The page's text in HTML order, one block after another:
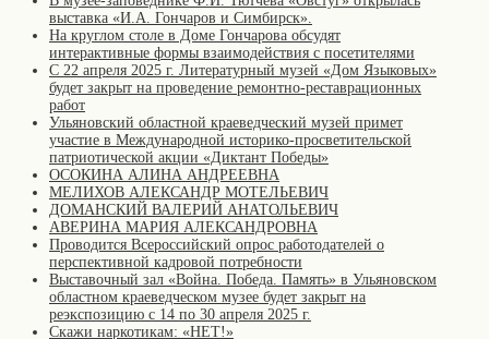
выставка «И.А. Гончаров и Симбирск».
На круглом столе в Доме Гончарова обсудят
интерактивные формы взаимодействия с посетителями
С 22 апреля 2025 г. Литературный музей «Дом Языковых»
будет закрыт на проведение ремонтно-реставрационных
работ
Ульяновский областной краеведческий музей примет
участие в Международной историко-просветительской
патриотической акции «Диктант Победы»
ОСОКИНА АЛИНА АНДРЕЕВНА
МЕЛИХОВ АЛЕКСАНДР МОТЕЛЬЕВИЧ
ДОМАНСКИЙ ВАЛЕРИЙ АНАТОЛЬЕВИЧ
АВЕРИНА МАРИЯ АЛЕКСАНДРОВНА
Проводится Всероссийский опрос работодателей о
перспективной кадровой потребности
Выставочный зал «Война. Победа. Память» в Ульяновском
областном краеведческом музее будет закрыт на
реэкспозицию с 14 по 30 апреля 2025 г.
Скажи наркотикам: «НЕТ!»